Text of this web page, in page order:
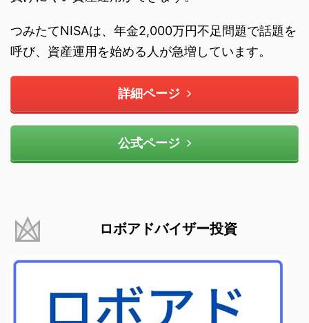
つみたてNISAは、年金2,000万円不足問題で話題を
呼び、資産運用を始める人が急増しています。
詳細ページ
公式ページ
ロボアドバイザー投資